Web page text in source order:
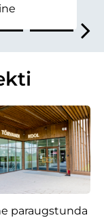
paraugstunda